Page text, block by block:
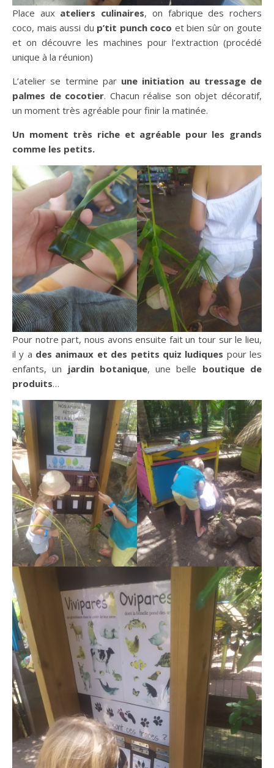
Place aux ateliers culinaires, on fabrique des rochers
coco, mais aussi du p’tit punch coco et bien sûr on goute
et on découvre les machines pour l’extraction (procédé
unique à la réunion)
L’atelier se termine par une initiation au tressage de
palmes de cocotier. Chacun réalise son objet décoratif,
un moment très agréable pour finir la matinée.
Un moment très riche et agréable pour les grands
comme les petits.
Pour notre part, nous avons ensuite fait un tour sur le lieu,
il y a des animaux et des petits quiz ludiques pour les
enfants, un jardin botanique, une belle boutique de
produits…